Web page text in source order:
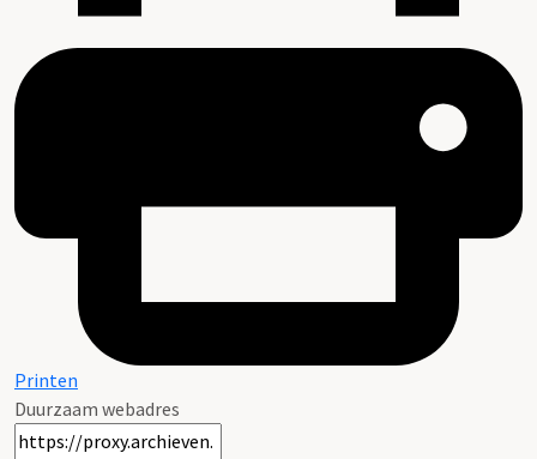
Printen
Duurzaam webadres